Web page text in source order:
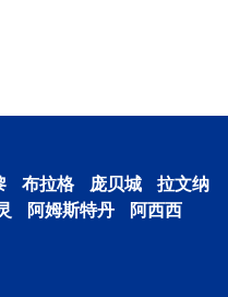
布拉格 庞贝城
拉文纳
阿姆斯特丹
阿西西